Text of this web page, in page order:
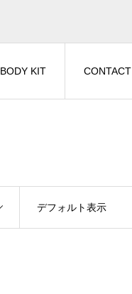
BODY KIT CONTACT
デフォルト表示